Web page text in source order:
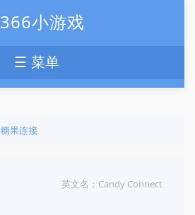
小游戏
☰ 菜单
糖果连接
英文名：Candy Connect